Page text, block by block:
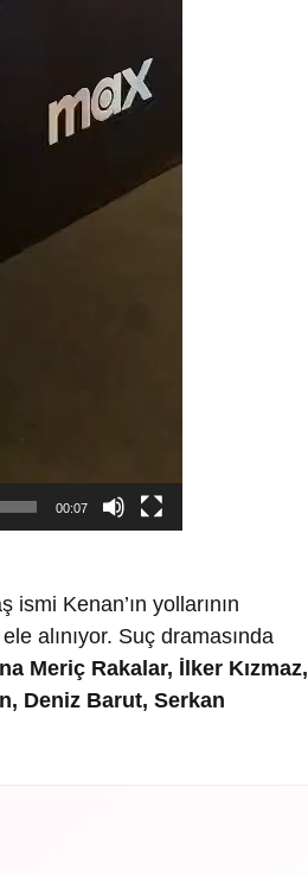
00:07
Kenan’ın yollarının
alınıyor. Suç dramasında
Meriç Rakalar, İlker Kızmaz,
Deniz Barut, Serkan